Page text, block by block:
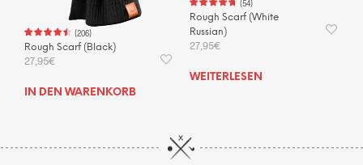
(206)
Rough Scarf (Black)
27,95€
IN DEN WARENKORB
(54)
Rough Scarf (White
Russian)
27,95€
WEITERLESEN